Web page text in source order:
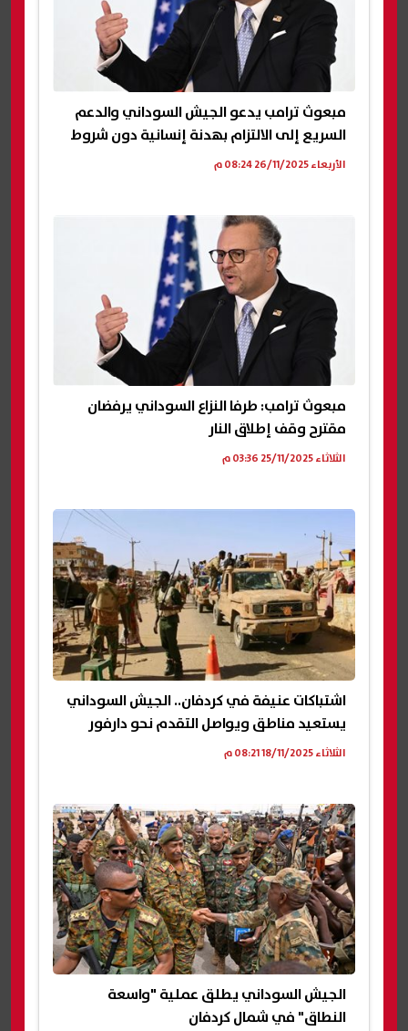
مبعوث ترامب يدعو الجيش السوداني والدعم
السريع إلى الالتزام بهدنة إنسانية دون شروط
الأربعاء 26/11/2025 08:24 م
مبعوث ترامب: طرفا النزاع السوداني يرفضان
مقترح وقف إطلاق النار
الثلاثاء 25/11/2025 03:36 م
اشتباكات عنيفة في كردفان.. الجيش السوداني
يستعيد مناطق ويواصل التقدم نحو دارفور
الثلاثاء 18/11/2025 08:21 م
الجيش السوداني يطلق عملية "واسعة
النطاق" في شمال كردفان